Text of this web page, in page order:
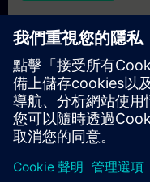
個人化報價
若您需要此培訓課程的
點擊下方連結。您需先
郵件寄送報價單給您。
提供報價